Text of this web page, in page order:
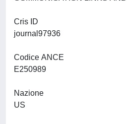
Cris ID
Codice ANCE
Nazione